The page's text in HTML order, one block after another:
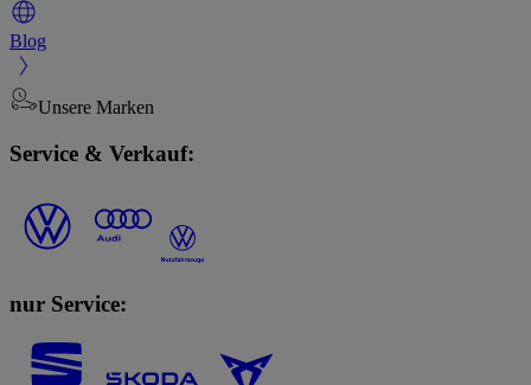
Blog
Unsere Marken
Service & Verkauf:
nur Service: